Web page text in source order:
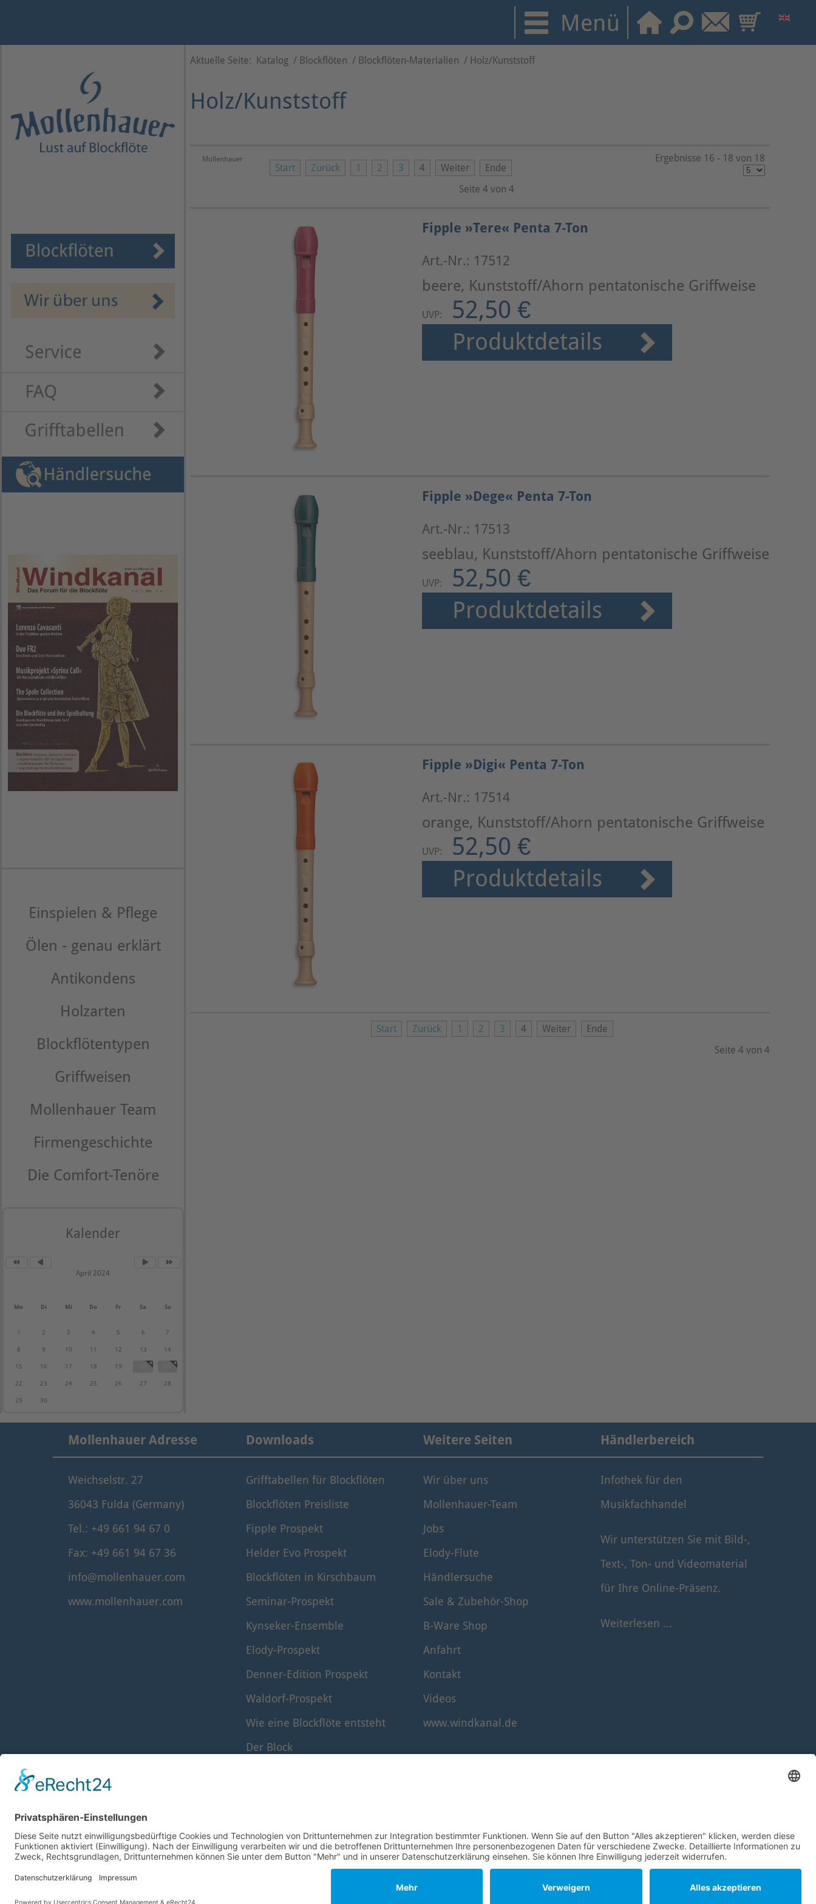
Einspielen & Pflege
Ölen - genau erklärt
Antikondens
Holzarten
Blockflötentypen
Griffweisen
Mollenhauer Team
Firmengeschichte
Die Comfort-Tenöre
Kalender
April 2024
Mo Di Mi Do Fr Sa So
1 2 3 4 5 6 7
8 9 10 11 12 13 14
15 16 17 18 19
22 23 24 25 26 27 28
29 30
Aktuelle Seite: Katalog / Blockflöten / Blockflöten-Materialien / Holz/Kunststoff
Holz/Kunststoff
Mollenhauer
Start Zurück 1 2 3 4 Weiter
Ende
Seite 4 von 4
Ergebnisse 16 - 18 von 18
Fipple »Tere« Penta 7-Ton
Art.-Nr.: 17512
beere, Kunststoff/Ahorn pentatonische Griffweise
UVP: 52,50 €
Produktdetails
Fipple »Dege« Penta 7-Ton
Art.-Nr.: 17513
seeblau, Kunststoff/Ahorn pentatonische Griffweise
UVP: 52,50 €
Produktdetails
Fipple »Digi« Penta 7-Ton
Art.-Nr.: 17514
orange, Kunststoff/Ahorn pentatonische Griffweise
UVP: 52,50 €
Produktdetails
Start Zurück 1 2 3 4 Weiter
Ende
Seite 4 von 4
Mollenhauer Adresse
Weichselstr. 27
36043 Fulda (Germany)
Tel.: +49 661 94 67 0
Fax: +49 661 94 67 36
info@mollenhauer.com
www.mollenhauer.com
Downloads
Grifftabellen für Blockflöten
Blockflöten Preisliste
Fipple Prospekt
Helder Evo Prospekt
Blockflöten in Kirschbaum
Seminar-Prospekt
Kynseker-Ensemble
Elody-Prospekt
Denner-Edition Prospekt
Waldorf-Prospekt
Wie eine Blockflöte entsteht
Der Block
Weitere Seiten
Wir über uns
Mollenhauer-Team
Jobs
Elody-Flute
Händlersuche
Sale & Zubehör-Shop
B-Ware Shop
Anfahrt
Kontakt
Videos
www.windkanal.de
Händlerbereich
Infothek für den
Musikfachhandel
Wir unterstützen Sie mit Bild-,
Text-, Ton- und Videomaterial
für Ihre Online-Präsenz.
Weiterlesen ...